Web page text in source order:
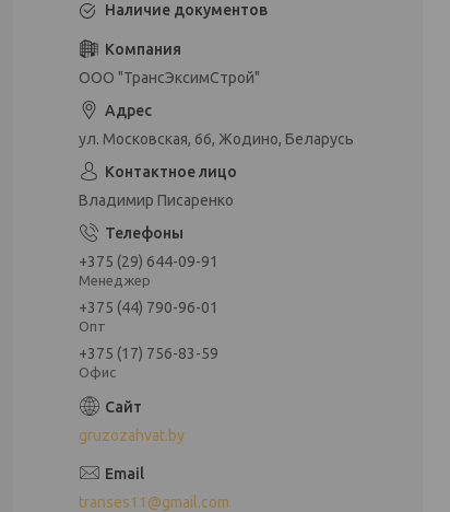
Наличие документов
ООО "ТрансЭксимСтрой"
ул. Московская, 66, Жодино, Беларусь
Владимир Писаренко
+375 (29) 644-09-91
Менеджер
+375 (44) 790-96-01
Опт
+375 (17) 756-83-59
Офис
gruzozahvat.by
transes11@gmail.com